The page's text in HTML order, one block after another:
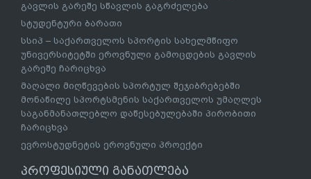
გავლის გარეშე სწავლის გაგრძელება
სტუდენტური ბარათი
სსიპ – საქართველოს სპორტის სახელმწიფო
უნივერსიტეტში ეროვნული გამოცდების გავლის
გარეშე ჩარიცხვა
მაღალი მიღწევების სპორტულ შეჯიბრებებში
მონაწილე სპორტსმენის საქართველოს უმაღლეს
საგანმანათლებლო დაწესებულებაში პირობითი
ჩარიცხვა
ევროსტუდნეტის ეროვნული პროექტი
პროფესიული განათლება